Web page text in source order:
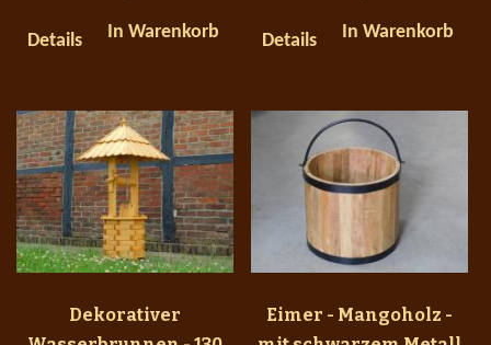
Details In Warenkorb Details In Warenkorb
Dekorativer
Eimer - Mangoholz -